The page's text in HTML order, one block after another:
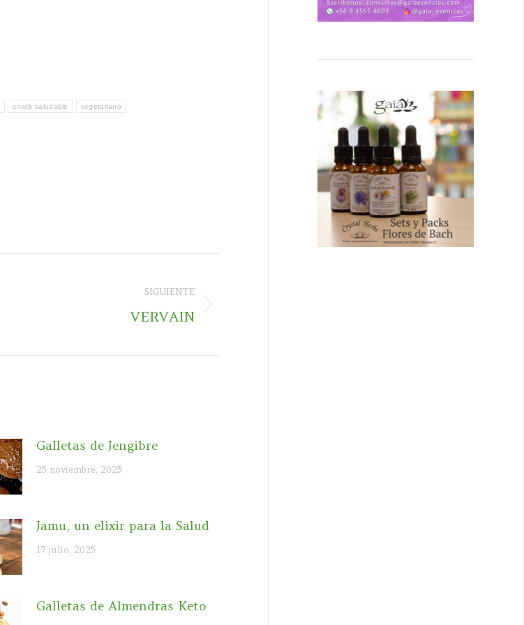
snack saludable vegetariano
SIGUIENTE
VERVAIN
Galletas de Jengibre
25 noviembre, 2025
Jamu, un elixir para la Salud
17 julio, 2025
Galletas de Almendras Keto